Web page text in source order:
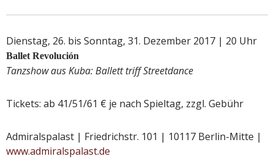
Dienstag, 26. bis Sonntag, 31. Dezember 2017 | 20 Uhr
Ballet Revolución
Tanzshow aus Kuba: Ballett triff Streetdance
Tickets: ab 41/51/61 € je nach Spieltag, zzgl. Gebühr
Admiralspalast | Friedrichstr. 101 | 10117 Berlin-Mitte |
www.admiralspalast.de